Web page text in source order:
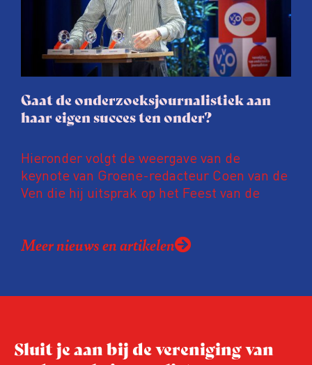
soms worden publicaties aangepast of
gaat de hele publicatie zelfs niet door.
Gaat de onderzoeksjournalistiek aan
haar eigen succes ten onder?
Hieronder volgt de weergave van de
keynote van Groene-redacteur Coen van de
Ven die hij uitsprak op het Feest van de
Coen uit zijn zorgen over de relatie tussen
de macht, de pers en het publiek aan de
Niet de maker, maar de ontvanger
relevant in tijden van nieuwe verzuiling?
Meer nieuws en artikelen
Sluit je aan bij de vereniging van